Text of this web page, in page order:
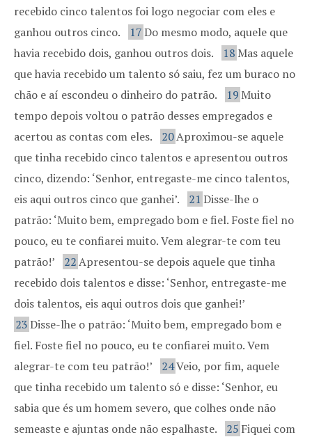
recebido cinco talentos foi logo negociar com eles e
ganhou outros cinco.
17Do mesmo modo, aquele que
havia recebido dois, ganhou outros dois.
18 Mas aquele
que havia recebido um talento só saiu, fez um buraco no
chão e aí escondeu o dinheiro do patrão.
19 Muito
tempo depois voltou o patrão desses empregados e
acertou as contas com eles.
20Aproximou-se aquele
que tinha recebido cinco talentos e apresentou outros
cinco, dizendo: ‘Senhor, entregaste-me cinco talentos,
eis aqui outros cinco que ganhei’.
21 Disse-lhe o
patrão: ‘Muito bem, empregado bom e fiel. Foste fiel no
pouco, eu te confiarei muito. Vem alegrar-te com teu
patrão!’
22Apresentou-se depois aquele que tinha
recebido dois talentos e disse: ‘Senhor, entregaste-me
dois talentos, eis aqui outros dois que ganhei!’
23Disse-lhe o patrão: ‘Muito bem, empregado bom e
fiel. Foste fiel no pouco, eu te confiarei muito. Vem
alegrar-te com teu patrão!’
24Veio, por fim, aquele
que tinha recebido um talento só e disse: ‘Senhor, eu
sabia que és um homem severo, que colhes onde não
semeaste e ajuntas onde não espalhaste.
25 Fiquei com